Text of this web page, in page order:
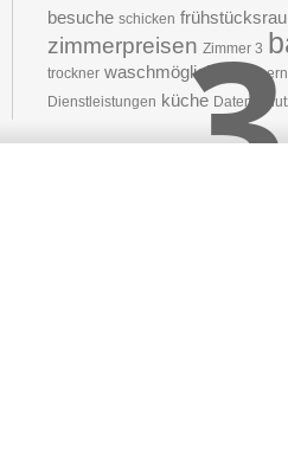
besuche schicken
zimmerpreisen Zimmer 3
trockner waschmöglichkeit
Dienstleistungen küche